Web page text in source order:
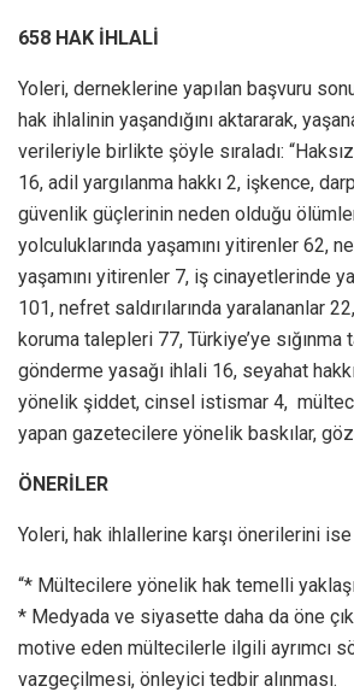
658 HAK İHLALİ
Yoleri, derneklerine yapılan başvuru
hak ihlalinin yaşandığını aktararak,
verileriyle birlikte şöyle sıraladı:
16, adil yargılanma hakkı 2, işkence,
güvenlik güçlerinin neden olduğu
yolculuklarında yaşamını yitirenler 62,
yaşamını yitirenler 7, iş cinayetlerinde
101, nefret saldırılarında yaralananlar
koruma talepleri 77, Türkiye’ye
gönderme yasağı ihlali 16, seyahat
yönelik şiddet, cinsel istismar 4,
yapan gazetecilere yönelik baskılar,
ÖNERİLER
Yoleri, hak ihlallerine karşı önerilerini ise
“* Mültecilere yönelik hak temelli
* Medyada ve siyasette daha da öne
motive eden mültecilerle ilgili ayrımcı
vazgeçilmesi, önleyici tedbir alınması.